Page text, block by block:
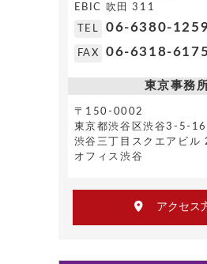
EBIC 吹田 311
TEL 06-6380-1259
FAX 06-6318-6175
東京事務
〒150-0002
東京都渋谷区渋谷3-5-16
渋谷三丁目スクエアビル
オフィス渋谷
アクセス